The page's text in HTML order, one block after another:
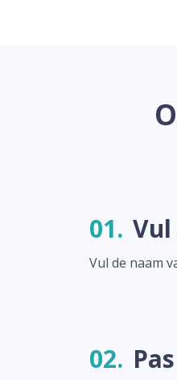
01.
Vul de naam
02.